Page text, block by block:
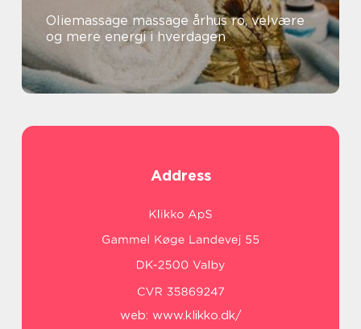
Oliemassage massage århus ro, velvære
og mere energi i hverdagen
Address
web: www.klikko.dk/